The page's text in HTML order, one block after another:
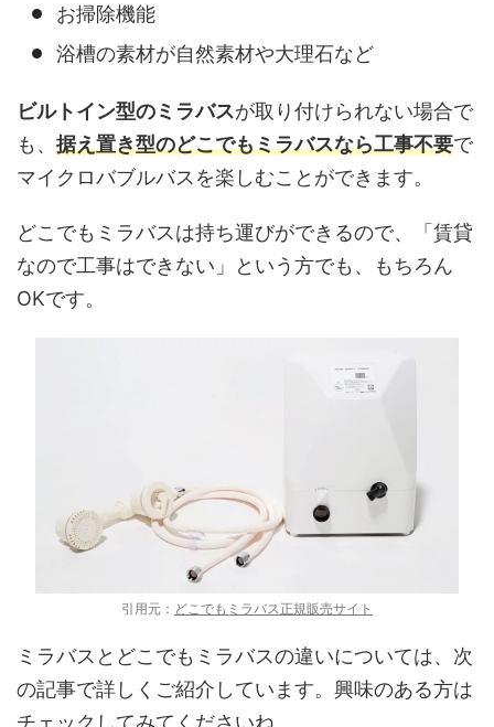
お掃除機能
浴槽の素材が自然素材や大理石など
ビルトイン型のミラバスが取り付けられない場合で
も、 据え置き型のどこでもミラバスなら工事不要で
マイクロバブルバスを楽しむことができます。
どこでもミラバスは持ち運びができるので、「賃貸
なので工事はできない」という方でも、もちろん
OKです。
引用元： どこでもミラバス正規販売サイト
ミラバスとどこでもミラバスの違いについては、次
の記事で詳しくご紹介しています。興味のある方は
チェックしてみてくださいね。